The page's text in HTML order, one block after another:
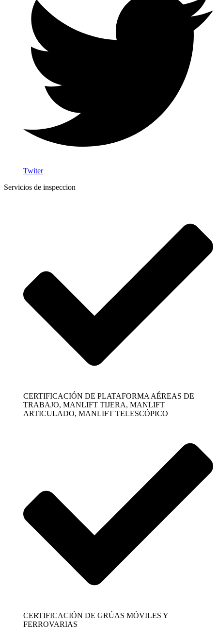
Twiter
Servicios de inspeccion
CERTIFICACIÓN DE PLATAFORMA AÉREAS DE
TRABAJO, MANLIFT TIJERA, MANLIFT
ARTICULADO, MANLIFT TELESCÓPICO
CERTIFICACIÓN DE GRÚAS MÓVILES Y
FERROVARIAS